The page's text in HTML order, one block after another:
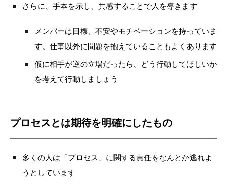
さらに、手本を示し、共感することで人を導きます
メンバーは目標、不安やモチベーションを持っていま
す。仕事以外に問題を抱えていることもよくあります
仮に相手が逆の立場だったら、どう行動してほしいか
を考えて行動しましょう
プロセスとは期待を明確にしたもの
多くの人は「プロセス」に関する責任をなんとか逃れよ
うとしています